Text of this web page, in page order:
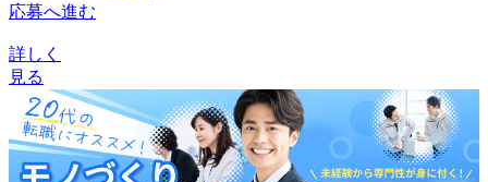
応募へ進む
詳しく
見る